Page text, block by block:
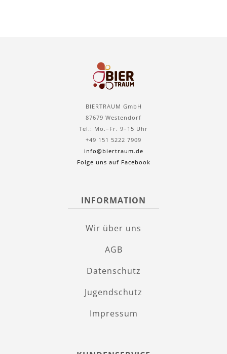
BIERTRAUM GmbH
87679 Westendorf
Tel.: Mo.–Fr. 9–15 Uhr
+49 151 5222 7909
info@biertraum.de
Folge uns auf Facebook
INFORMATION
Wir über uns
AGB
Datenschutz
Jugendschutz
Impressum